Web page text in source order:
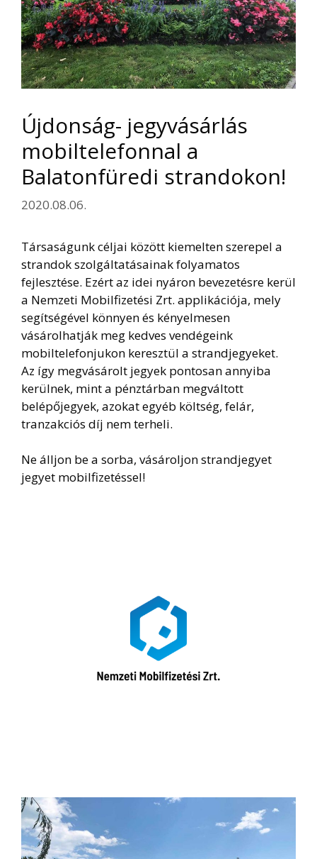
Újdonság- jegyvásárlás
mobiltelefonnal a
Balatonfüredi strandokon!
2020.08.06.
Társaságunk céljai között kiemelten szerepel a
strandok szolgáltatásainak folyamatos
fejlesztése. Ezért az idei nyáron bevezetésre kerül
a Nemzeti Mobilfizetési Zrt. applikációja, mely
segítségével könnyen és kényelmesen
vásárolhatják meg kedves vendégeink
mobiltelefonjukon keresztül a strandjegyeket.
Az így megvásárolt jegyek pontosan annyiba
kerülnek, mint a pénztárban megváltott
belépőjegyek, azokat egyéb költség, felár,
tranzakciós díj nem terheli.
Ne álljon be a sorba, vásároljon strandjegyet
jegyet mobilfizetéssel!